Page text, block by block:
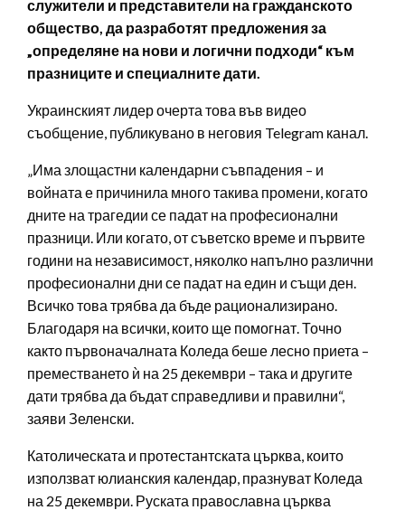
служители и представители на гражданското
общество, да разработят предложения за
„определяне на нови и логични подходи“ към
празниците и специалните дати.
Украинският лидер очерта това във видео
съобщение, публикувано в неговия Telegram канал.
„Има злощастни календарни съвпадения – и
войната е причинила много такива промени, когато
дните на трагедии се падат на професионални
празници. Или когато, от съветско време и първите
години на независимост, няколко напълно различни
професионални дни се падат на един и същи ден.
Всичко това трябва да бъде рационализирано.
Благодаря на всички, които ще помогнат. Точно
както първоначалната Коледа беше лесно приета –
преместването ѝ на 25 декември – така и другите
дати трябва да бъдат справедливи и правилни“,
заяви Зеленски.
Католическата и протестантската църква, които
използват юлианския календар, празнуват Коледа
на 25 декември. Руската православна църква